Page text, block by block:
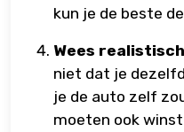
kun je de beste
Wees
niet dat je
je de auto zelf
moeten ook